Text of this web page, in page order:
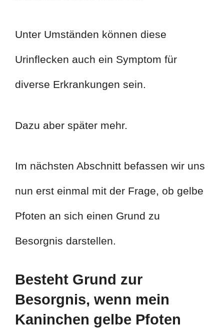
Unter Umständen können diese
Urinflecken auch ein Symptom für
diverse Erkrankungen sein.
Dazu aber später mehr.
Im nächsten Abschnitt befassen wir uns
nun erst einmal mit der Frage, ob gelbe
Pfoten an sich einen Grund zu
Besorgnis darstellen.
Besteht Grund zur
Besorgnis, wenn mein
Kaninchen gelbe Pfoten